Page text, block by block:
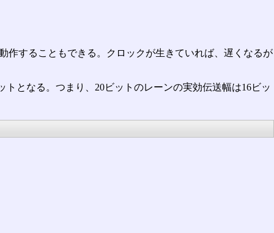
作することもできる。クロックが生きていれば、遅くなるが
となる。つまり、20ビットのレーンの実効伝送幅は16ビッ